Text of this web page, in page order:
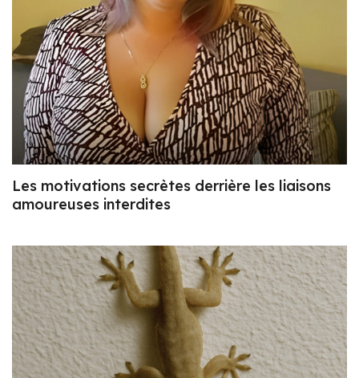
Les motivations secrètes derrière les liaisons
amoureuses interdites